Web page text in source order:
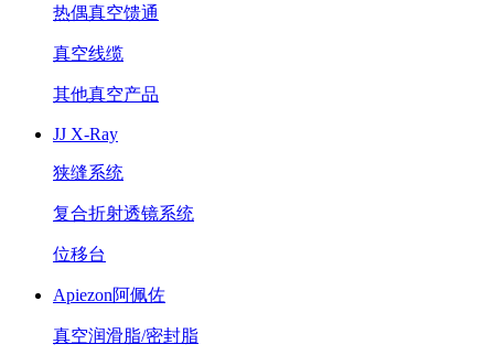
热偶真空馈通
真空线缆
其他真空产品
JJ X-Ray
狭缝系统
复合折射透镜系统
位移台
Apiezon阿佩佐
真空润滑脂/密封脂